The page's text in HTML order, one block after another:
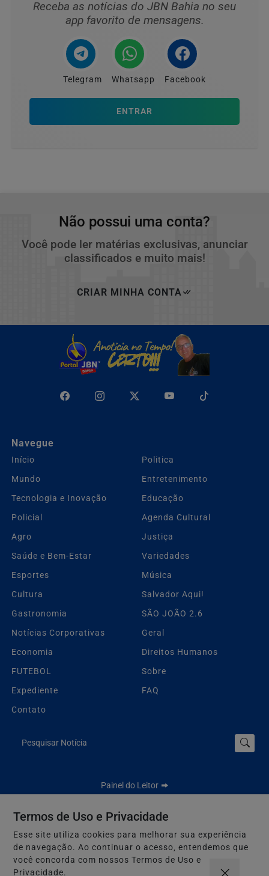
Receba as notícias do JBN Bahia no seu
app favorito de mensagens.
Telegram Whatsapp Facebook
ENTRAR
Não possui uma conta?
Você pode ler matérias exclusivas, anunciar
classificados e muito mais!
CRIAR MINHA CONTA
Navegue
Início
Politica
Mundo
Entretenimento
Tecnologia e Inovação
Educação
Policial
Agenda Cultural
Agro
Justiça
Saúde e Bem-Estar
Variedades
Esportes
Música
Cultura
Salvador Aqui!
Gastronomia
SÃO JOÃO 2.6
Notícias Corporativas
Geral
Economia
Direitos Humanos
FUTEBOL
Sobre
Expediente
FAQ
Contato
Pesquisar Notícia
Painel do Leitor
Jbn Bahia - Todos os direitos reservados.
Termos de Uso e Privacidade
Termos de Uso e Privacidade
Esse site utiliza cookies para melhorar sua experiência
de navegação. Ao continuar o acesso, entendemos que
você concorda com nossos Termos de Uso e
Privacidade.